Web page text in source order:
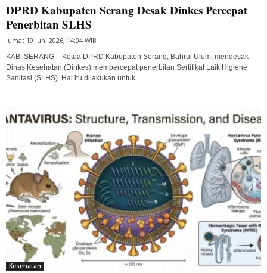
DPRD Kabupaten Serang Desak Dinkes Percepat
Penerbitan SLHS
Jumat 19 Juni 2026, 14:04 WIB
KAB. SERANG – Ketua DPRD Kabupaten Serang, Bahrul Ulum, mendesak
Dinas Kesehatan (Dinkes) mempercepat penerbitan Sertifikat Laik Higiene
Sanitasi (SLHS). Hal itu dilakukan untuk...
Kesehatan